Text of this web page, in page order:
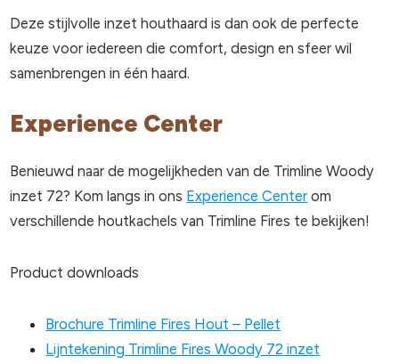
Deze stijlvolle inzet houthaard is dan ook de perfecte
keuze voor iedereen die comfort, design en sfeer wil
samenbrengen in één haard.
Experience Center
Benieuwd naar de mogelijkheden van de Trimline Woody
inzet 72? Kom langs in ons Experience Center om
verschillende houtkachels van Trimline Fires te bekijken!
Product downloads
Brochure Trimline Fires Hout – Pellet
Lijntekening Trimline Fires Woody 72 inzet